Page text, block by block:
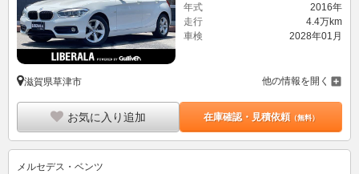
年式
2016年
走行
4.4万km
車検
2028年01月
滋賀県草津市 他の情報を開く
お気に入り追加 在庫確認・見積依頼（無料）
メルセデス・ベンツ